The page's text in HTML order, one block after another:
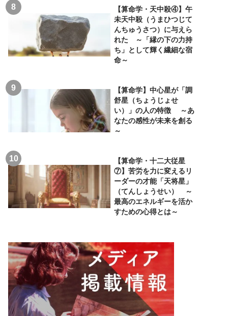
【算命学・天中殺④】午
未天中殺（うまひつじて
んちゅうさつ）に与えら
れた ～「縁の下の力持
ち」として輝く繊細な宿
命～
【算命学】中心星が「調
舒星（ちょうじょせ
い）」の人の特徴 ～あ
なたの感性が未来を創る
～
【算命学・十二大従星
⑦】苦労を力に変えるリ
ーダーの才能「天将星」
（てんしょうせい） ～
最高のエネルギーを活か
すための心得とは～